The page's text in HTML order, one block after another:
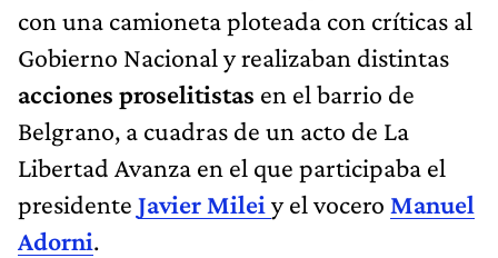
con una camioneta ploteada con críticas al
Gobierno Nacional y realizaban distintas
acciones proselitistas en el barrio de
Belgrano, a cuadras de un acto de La
Libertad Avanza en el que participaba el
presidente Javier Milei y el vocero Manuel
Adorni.